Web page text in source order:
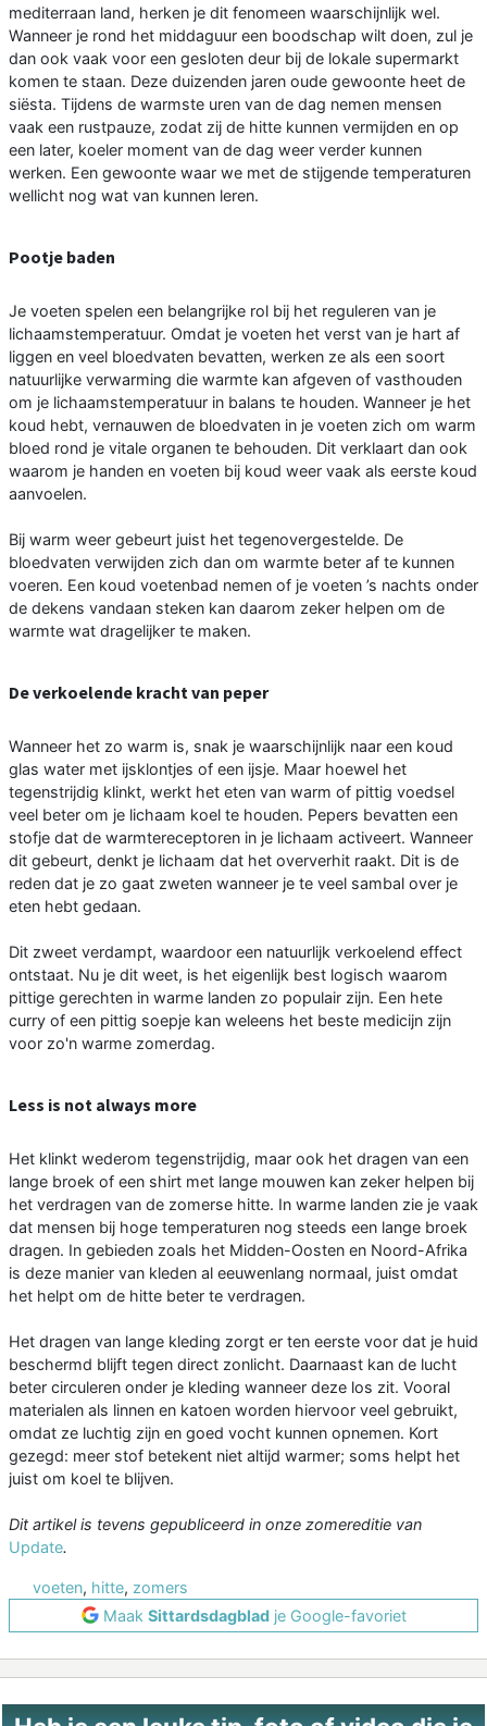
mediterraan land, herken je dit fenomeen waarschijnlijk wel.
Wanneer je rond het middaguur een boodschap wilt doen, zul je
dan ook vaak voor een gesloten deur bij de lokale supermarkt
komen te staan. Deze duizenden jaren oude gewoonte heet de
siësta. Tijdens de warmste uren van de dag nemen mensen
vaak een rustpauze, zodat zij de hitte kunnen vermijden en op
een later, koeler moment van de dag weer verder kunnen
werken. Een gewoonte waar we met de stijgende temperaturen
wellicht nog wat van kunnen leren.
Pootje baden
Je voeten spelen een belangrijke rol bij het reguleren van je
lichaamstemperatuur. Omdat je voeten het verst van je hart af
liggen en veel bloedvaten bevatten, werken ze als een soort
natuurlijke verwarming die warmte kan afgeven of vasthouden
om je lichaamstemperatuur in balans te houden. Wanneer je het
koud hebt, vernauwen de bloedvaten in je voeten zich om warm
bloed rond je vitale organen te behouden. Dit verklaart dan ook
waarom je handen en voeten bij koud weer vaak als eerste koud
aanvoelen.
Bij warm weer gebeurt juist het tegenovergestelde. De
bloedvaten verwijden zich dan om warmte beter af te kunnen
voeren. Een koud voetenbad nemen of je voeten ’s nachts onder
de dekens vandaan steken kan daarom zeker helpen om de
warmte wat dragelijker te maken.
De verkoelende kracht van peper
Wanneer het zo warm is, snak je waarschijnlijk naar een koud
glas water met ijsklontjes of een ijsje. Maar hoewel het
tegenstrijdig klinkt, werkt het eten van warm of pittig voedsel
veel beter om je lichaam koel te houden. Pepers bevatten een
stofje dat de warmtereceptoren in je lichaam activeert. Wanneer
dit gebeurt, denkt je lichaam dat het oververhit raakt. Dit is de
reden dat je zo gaat zweten wanneer je te veel sambal over je
eten hebt gedaan.
Dit zweet verdampt, waardoor een natuurlijk verkoelend effect
ontstaat. Nu je dit weet, is het eigenlijk best logisch waarom
pittige gerechten in warme landen zo populair zijn. Een hete
curry of een pittig soepje kan weleens het beste medicijn zijn
voor zo'n warme zomerdag.
Less is not always more
Het klinkt wederom tegenstrijdig, maar ook het dragen van een
lange broek of een shirt met lange mouwen kan zeker helpen bij
het verdragen van de zomerse hitte. In warme landen zie je vaak
dat mensen bij hoge temperaturen nog steeds een lange broek
dragen. In gebieden zoals het Midden-Oosten en Noord-Afrika
is deze manier van kleden al eeuwenlang normaal, juist omdat
het helpt om de hitte beter te verdragen.
Het dragen van lange kleding zorgt er ten eerste voor dat je huid
beschermd blijft tegen direct zonlicht. Daarnaast kan de lucht
beter circuleren onder je kleding wanneer deze los zit. Vooral
materialen als linnen en katoen worden hiervoor veel gebruikt,
omdat ze luchtig zijn en goed vocht kunnen opnemen. Kort
gezegd: meer stof betekent niet altijd warmer; soms helpt het
juist om koel te blijven.
Dit artikel is tevens gepubliceerd in onze zomereditie van
Update.
voeten, hitte, zomers
Maak Sittardsdagbladje Google-favoriet